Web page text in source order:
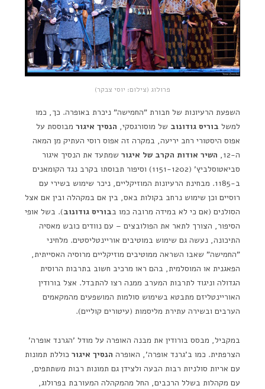
פרולוג (צילום: יוסי צבקר)
השפעת הרעיונות של חבורת "החמישה" ניכרת באופרה. כך, כמו
למשל בוריס גודונוב של מוסורגסקי, הנסיך איגור מבוססת על
אפוס היסטורי רחב יריעה, במקרה זה אפוס רוסי העתיק מן המאה
ה-12,
השיר אודות הקרב של איגור שמתעד את הנסיך איגור
סביאטוסלביץ' (1151-1202) וסיפור תבוסתו בקרב נגד הקומאנים
ב-1185. מבחינת הרעיונות המוזיקליים, ניכר שימוש בשירי עם
רוסיים וכן שימוש נרחב בקולות באס, בין אם במקהלה ובין אם אצל
הסולנים (אם כי לא במידה מרובה כמו בבוריס גודונוב). בשל אופי
הסיפור, הצורך לתאר את הפולובצים – עם נוודים כובש מאסיה
התיכונה, נעשה גם שימוש במוטיבים אוריינטליסטים. מלחיני
"החמישה" שאבו השראה ממוטיבים מוזיקליים מרוסיה האסייתית,
הפאגנית או המוסלמית, בהם ראו מרכיב חשוב בתרבות הרוסית
הגדולה וניגוד לתרבות המערב ממנה רצו להתבדל. אצל בורודין
האוריינטליזם מתבטא בשימוש סולמות המושפעים מהמקאמים
הערבים ובשירה עתירת מליסמות (עיטורים קוליים).
במקביל, מבסס בורודין את מבנה האופרה על מודל 'הגרנד אופרה'
הצרפתית. כמו ב'גרנד אופרה', האופרה הנסיך איגור כוללת תמונות
עם אריות סולניות רבות הבעה ולצידן גם תמונות רבות משתתפים,
עם מקהלות בשלל הרכבים, החל מהמקהלה המעורבת בפרולוג,